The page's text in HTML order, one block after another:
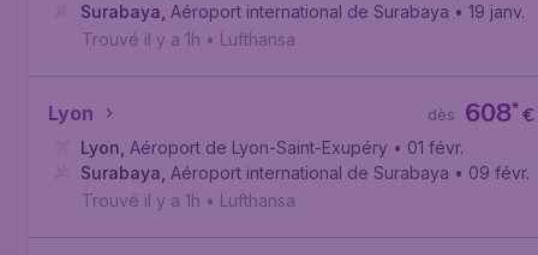
Surabaya Aéroport international de Surabaya • 19 janv.
Trouvé il y a 1h • Lufthansa
Lyon €
608*
dès
Lyon Aéroport de Lyon-Saint-Exupéry • 01 févr.
Surabaya Aéroport international de Surabaya • 09 févr.
Trouvé il y a 1h • Lufthansa